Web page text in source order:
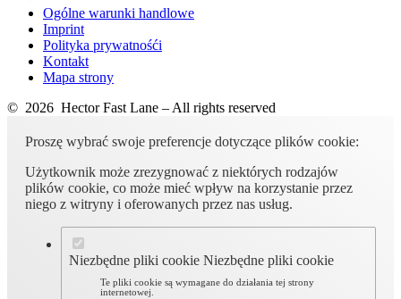
Ogólne warunki handlowe
Imprint
Polityka prywatnośći
Kontakt
Mapa strony
© 2026 Hector Fast Lane – All rights reserved
Proszę wybrać swoje preferencje dotyczące plików cookie:
Użytkownik może zrezygnować z niektórych rodzajów
plików cookie, co może mieć wpływ na korzystanie przez
niego z witryny i oferowanych przez nas usług.
Niezbędne pliki cookie Niezbędne pliki cookie
Te pliki cookie są wymagane do działania tej strony
internetowej.